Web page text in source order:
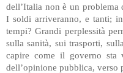
dell’Italia non è un
I soldi arriveranno, e tanti;
tempi? Grandi perplessità
sulla sanità, sui trasporti,
capire come il governo sta
dell’opinione pubblica, verso